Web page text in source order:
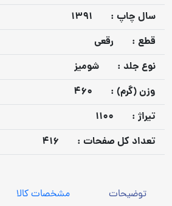
سال چاپ :
1391
قطع :
رقعی
نوع جلد :
شومیز
وزن (گرم) :
460
تيراژ :
1100
تعداد كل صفحات :
416
توضیحات مشخصات کالا